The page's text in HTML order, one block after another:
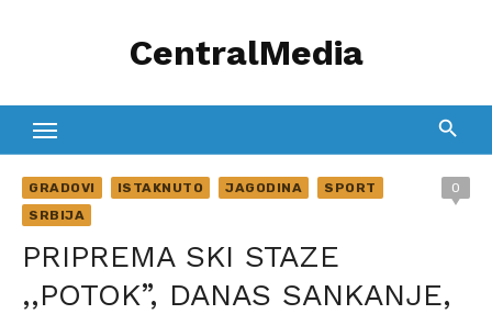
CentralMedia
GRADOVI ISTAKNUTO JAGODINA
SPORT
SRBIJA
0
PRIPREMA SKI STAZE
,,POTOK”, DANAS SANKANJE,